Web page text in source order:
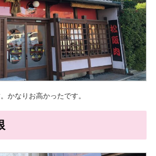
かなりお高かったです。